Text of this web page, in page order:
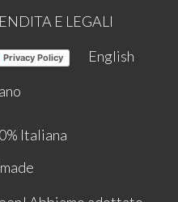
E LEGALI
Privacy Policy
English
Italiana